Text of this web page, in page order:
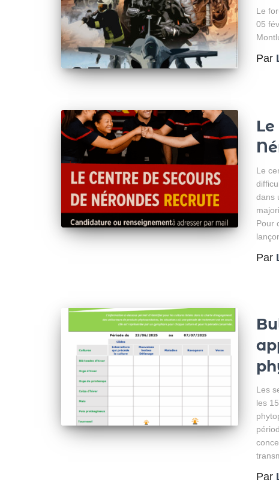
Le
05
Par
Le
dans
Pour
Par
Les
les
Par